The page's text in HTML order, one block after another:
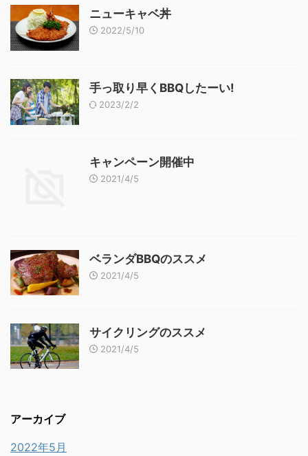
ニューキャベ丼
2022/5/10
手っ取り早くBBQしたーい!
2023/2/2
キャンペーン開催中
2021/4/5
ベランダBBQのススメ
2021/4/5
サイクリングのススメ
2021/4/5
アーカイブ
2022年5月